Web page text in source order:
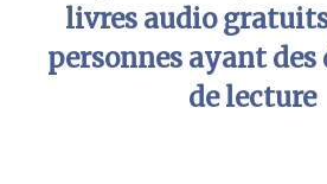
livres audio
personnes ayant
de lecture